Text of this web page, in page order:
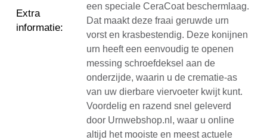
Extra
informatie:
een speciale CeraCoat beschermlaag.
Dat maakt deze fraai geruwde urn
vorst en krasbestendig. Deze konijnen
urn heeft een eenvoudig te openen
messing schroefdeksel aan de
onderzijde, waarin u de crematie-as
van uw dierbare viervoeter kwijt kunt.
Voordelig en razend snel geleverd
door Urnwebshop.nl, waar u online
altijd het mooiste en meest actuele